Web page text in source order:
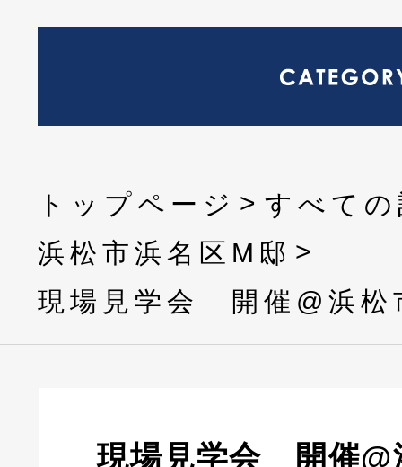
トップページ
すべて
浜松市浜名区M邸
現場見学会 開催@浜松
現場見学会 開催@